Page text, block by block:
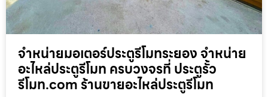
จำหน่ายมอเตอร์ประตูรีโมทระยอง จำหน่าย
อะไหล่ประตูรีโมท ครบวงจรที่ ประตูรั้ว
รีโมท.com ร้านขายอะไหล่ประตูรีโมท